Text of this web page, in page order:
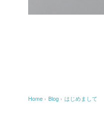
Home › Blog › はじめまして